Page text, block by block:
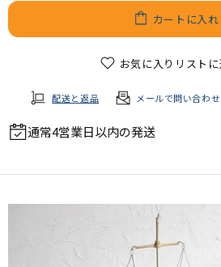
カートに入れ
お気に入りリスト
配送と返品 メールで問い合わせ
通常4営業日以内の発送